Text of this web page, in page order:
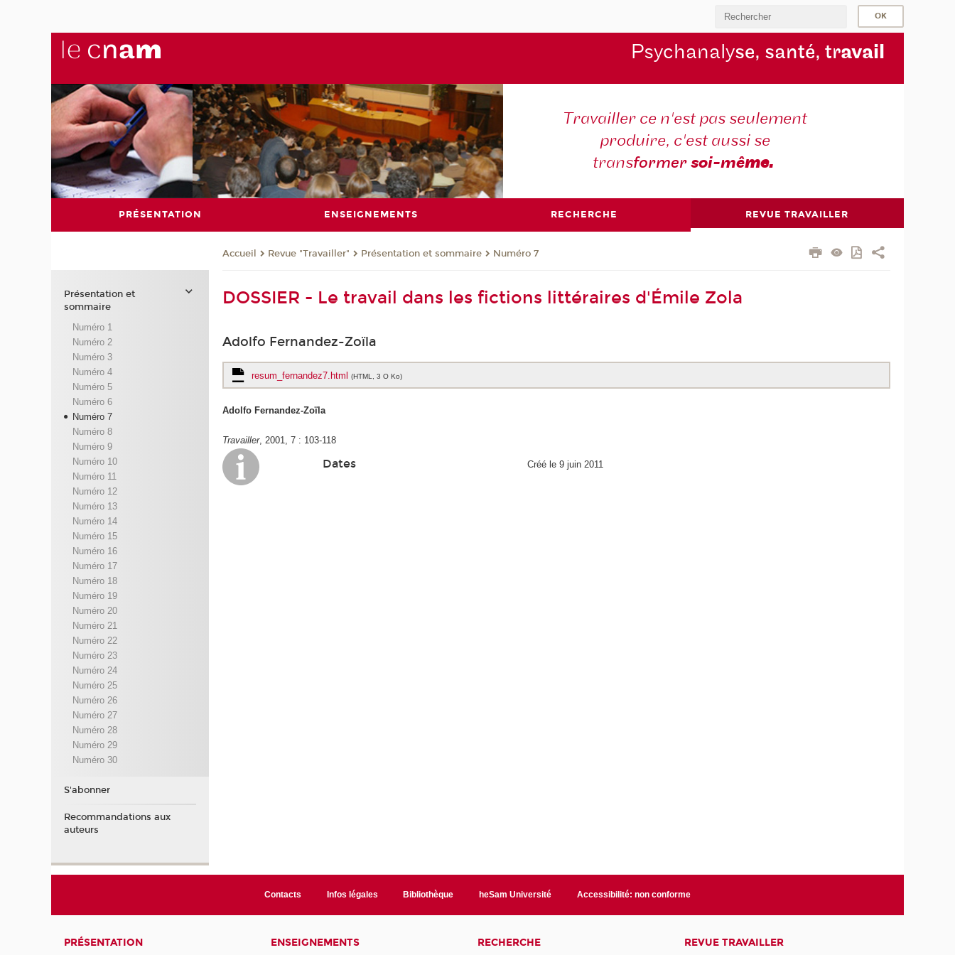
Psychanalyse, santé, travail
Travailler ce n'est pas seulement
produire, c'est aussi se
transformersoi-même.
PRÉSENTATION ENSEIGNEMENTS RECHERCHE REVUE TRAVAILLER
Accueil Revue "Travailler" Présentation et sommaire Numéro 7
DOSSIER - Le travail dans les fictions littéraires d'Émile Zola
Adolfo Fernandez-Zoïla
resum_fernandez7.html(HTML, 3 O Ko)
Adolfo Fernandez-Zoïla
Travailler, 2001, 7 : 103-118
Dates Créé le 9 juin 2011
Présentation et
sommaire
Numéro 1
Numéro 2
Numéro 3
Numéro 4
Numéro 5
Numéro 6
Numéro 7
Numéro 8
Numéro 9
Numéro 10
Numéro 11
Numéro 12
Numéro 13
Numéro 14
Numéro 15
Numéro 16
Numéro 17
Numéro 18
Numéro 19
Numéro 20
Numéro 21
Numéro 22
Numéro 23
Numéro 24
Numéro 25
Numéro 26
Numéro 27
Numéro 28
Numéro 29
Numéro 30
S'abonner
Recommandations aux
auteurs
Contacts Infos légales Bibliothèque heSam Université Accessibilité: non conforme
PRÉSENTATION ENSEIGNEMENTS RECHERCHE REVUE TRAVAILLER